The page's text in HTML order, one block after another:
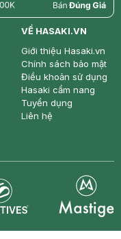
price
VỀ HASAKI.VN
Giới thiệu Hasaki.vn
Chính sách bảo mật
Điều khoản sử dụng
Hasaki cẩm nang
Tuyển dụng
Liên hệ